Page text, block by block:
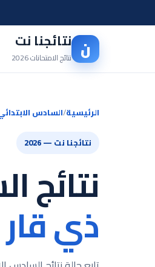
ن نتائجنا نت
نتائج الامتحانات 2026
الرئيسية/السادس
نتائجنا نت — 2026
نتائج
ذي قار